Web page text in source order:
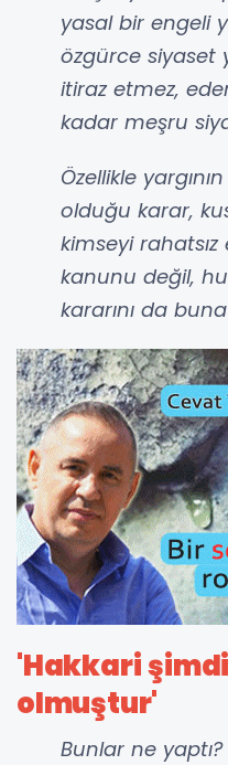
yasal bir engeli
özgürce siyaset
itiraz etmez,
kadar meşru
Özellikle
olduğu karar,
kimseyi
kanunu değil,
kararını da
'Hakkari
olmuştur'
Bunlar ne